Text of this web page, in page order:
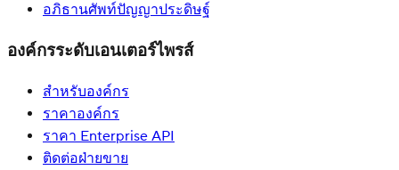
อภิธานศัพท์ปัญญาประดิษฐ์
องค์กรระดับเอนเตอร์ไพรส์
สำหรับองค์กร
ราคาองค์กร
ราคา Enterprise API
ติดต่อฝ่ายขาย